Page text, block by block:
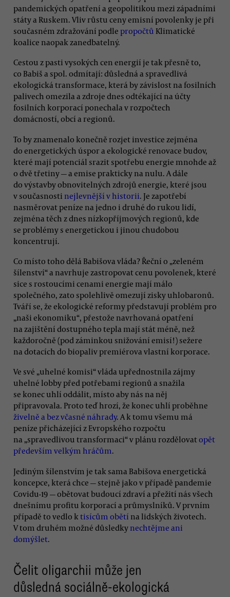
pandemických opatření a geopolitikou mezi západními
státy a Ruskem. Vliv růstu ceny emisní povolenky je při
současném zdražování podle propočtů Klimatické
koalice naopak zanedbatelný.
Cestou z pasti vysokých cen energií je tak přesně to,
co Babiš a spol. odmítají: důsledná a spravedlivá
ekologická transformace, která by závislost na fosilních
palivech omezila a zdroje dnes odtékající na účty
fosilních korporací ponechala v rozpočtech
domácností, obcí a regionů.
To by znamenalo konečně rozjet investice zejména
do energetických úspor a ekologické renovace budov,
které mají potenciál srazit spotřebu energie mnohde až
o dvě třetiny — a emise prakticky na nulu. A dále
do výstavby obnovitelných zdrojů energie, které jsou
v současnosti nejlevnější v historii. Je zapotřebí
nasměrovat peníze na jedno i druhé do rukou lidí,
zejména těch z dnes nízkopříjmových regionů, kde
se problémy s energetickou i jinou chudobou
koncentrují.
Co místo toho dělá Babišova vláda? Řeční o „zeleném
šílenství“ a navrhuje zastropovat cenu povolenek, které
sice s rostoucími cenami energie mají málo
společného, zato spolehlivě omezují zisky uhlobaronů.
Tváří se, že ekologické reformy představují problém pro
„naši ekonomiku“, přestože navrhovaná opatření
na zajištění dostupného tepla mají stát méně, než
každoročně (pod záminkou snižování emisí!) sežere
na dotacích do biopaliv premiérova vlastní korporace.
Ve své „uhelné komisi“ vláda upřednostnila zájmy
uhelné lobby před potřebami regionů a snažila
se konec uhlí oddálit, místo aby nás na něj
připravovala. Proto teď hrozí, že konec uhlí proběhne
živelně a bez včasné náhrady. A k tomu všemu má
peníze přicházející z Evropského rozpočtu
na „spravedlivou transformaci“ v plánu rozdělovatopět
především velkým hráčům.
Jediným šílenstvím je tak sama Babišova energetická
koncepce, která chce — stejně jako v případě pandemie
Covidu-19 — obětovat budoucí zdraví a přežití nás všech
dnešnímu profitu korporací a průmyslníků. V prvním
případě to vedlo k tisícům obětí na lidských životech.
V tom druhém možné důsledky nechtějme ani
domýšlet.
Čelit oligarchii může jen
důsledná sociálně-ekologická